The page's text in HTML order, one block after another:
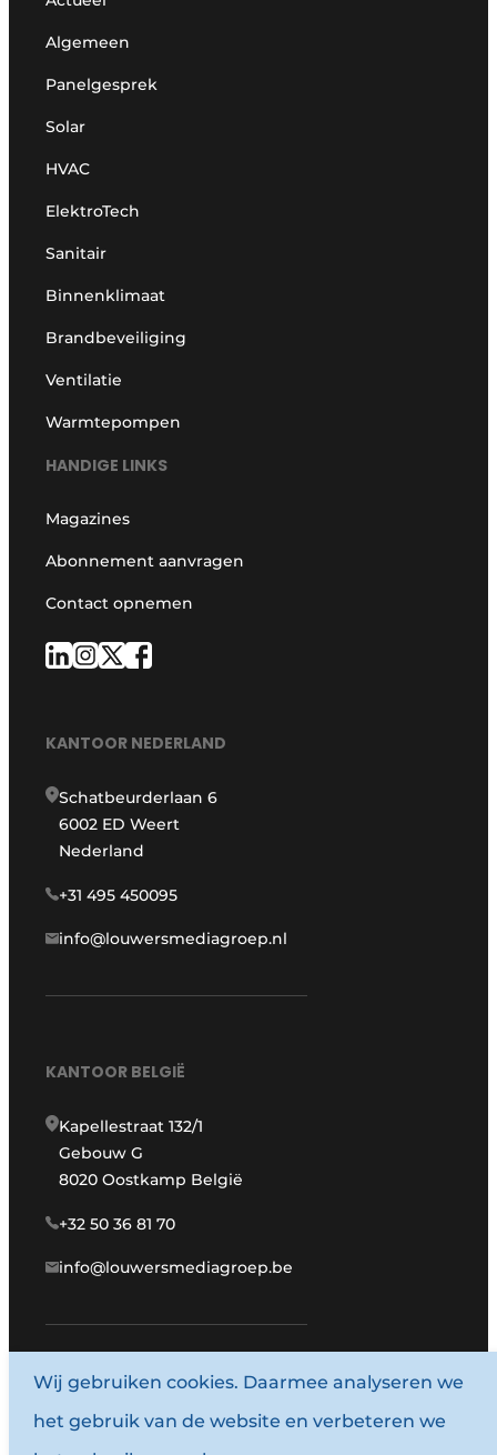
Algemeen
Panelgesprek
Solar
HVAC
ElektroTech
Sanitair
Binnenklimaat
Brandbeveiliging
Ventilatie
Warmtepompen
HANDIGE LINKS
Magazines
Abonnement aanvragen
Contact opnemen
KANTOOR NEDERLAND
Schatbeurderlaan 6
6002 ED Weert
Nederland
+31 495 450095
info@louwersmediagroep.nl
KANTOOR BELGIË
Kapellestraat 132/1
Gebouw G
8020 Oostkamp België
+32 50 36 81 70
info@louwersmediagroep.be
www.louwersmediagroep.com
© 1987 - 2026 Louwersmediagroep.
Wij gebruiken cookies. Daarmee analyseren we
het gebruik van de website en verbeteren we